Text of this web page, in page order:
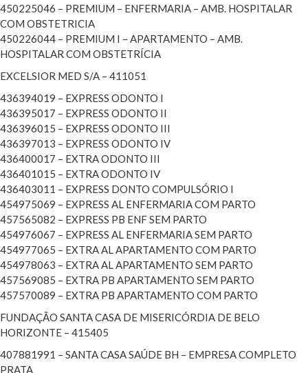
450225046 – PREMIUM – ENFERMARIA – AMB. HOSPITALAR
COM OBSTETRICIA
450226044 – PREMIUM I – APARTAMENTO – AMB.
HOSPITALAR COM OBSTETRÍCIA
EXCELSIOR MED S/A – 411051
436394019 – EXPRESS ODONTO I
436395017 – EXPRESS ODONTO II
436396015 – EXPRESS ODONTO III
436397013 – EXPRESS ODONTO IV
436400017 – EXTRA ODONTO III
436401015 – EXTRA ODONTO IV
436403011 – EXPRESS DONTO COMPULSÓRIO I
454975069 – EXPRESS AL ENFERMARIA COM PARTO
457565082 – EXPRESS PB ENF SEM PARTO
454976067 – EXPRESS AL ENFERMARIA SEM PARTO
454977065 – EXTRA AL APARTAMENTO COM PARTO
454978063 – EXTRA AL APARTAMENTO SEM PARTO
457569085 – EXTRA PB APARTAMENTO SEM PARTO
457570089 – EXTRA PB APARTAMENTO COM PARTO
FUNDAÇÃO SANTA CASA DE MISERICÓRDIA DE BELO
HORIZONTE – 415405
407881991 – SANTA CASA SAÚDE BH – EMPRESA COMPLETO
PRATA